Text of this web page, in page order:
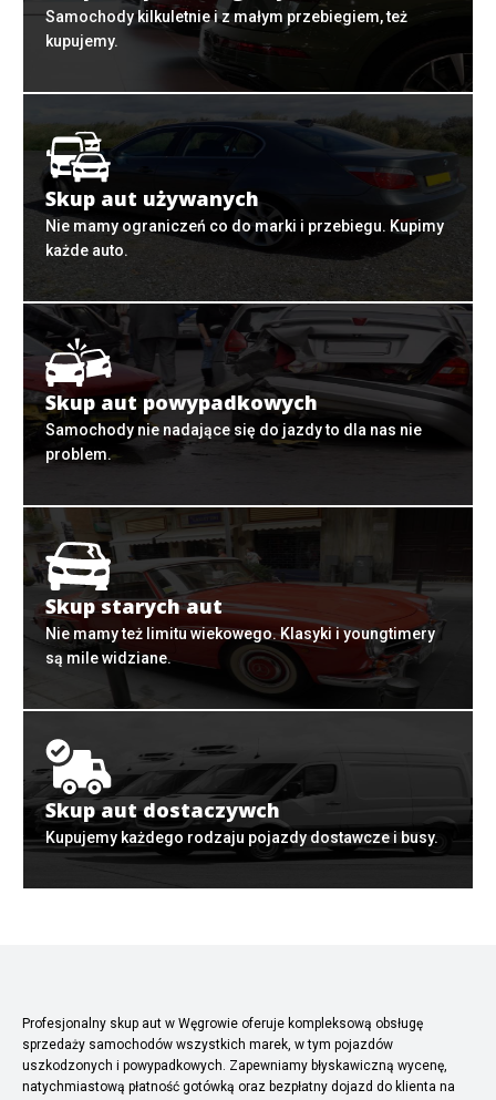
Samochody kilkuletnie i z małym przebiegiem, też
kupujemy.
Skup aut używanych
Nie mamy ograniczeń co do marki i przebiegu. Kupimy
każde auto.
Skup aut powypadkowych
Samochody nie nadające się do jazdy to dla nas nie
problem.
Skup starych aut
Nie mamy też limitu wiekowego. Klasyki i youngtimery
są mile widziane.
Skup aut dostaczywch
Kupujemy każdego rodzaju pojazdy dostawcze i busy.
Profesjonalny skup aut w Węgrowie oferuje kompleksową obsługę
sprzedaży samochodów wszystkich marek, w tym pojazdów
uszkodzonych i powypadkowych. Zapewniamy błyskawiczną wycenę,
natychmiastową płatność gotówką oraz bezpłatny dojazd do klienta na